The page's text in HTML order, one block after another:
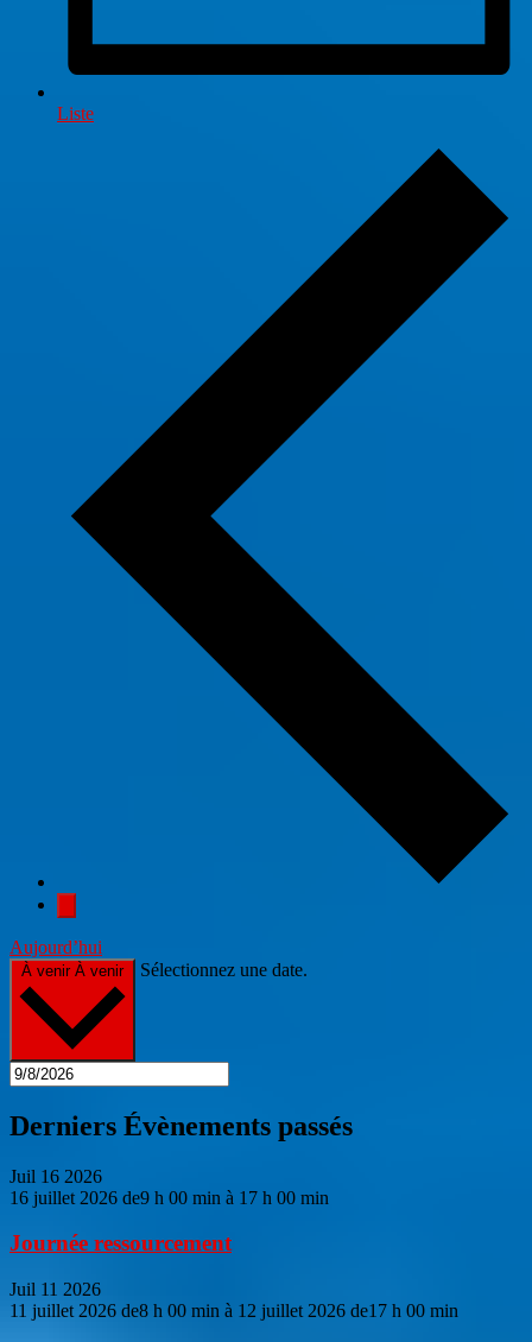
Liste
Aujourd’hui
À venir À venir Sélectionnez une date.
Derniers Évènements passés
Juil 16 2026
16 juillet 2026 de9 h 00 min à 17 h 00 min
Journée ressourcement
Juil 11 2026
11 juillet 2026 de8 h 00 min à 12 juillet 2026 de17 h 00 min